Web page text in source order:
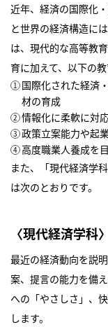
近年、経済の国際化
と世界の経済構造に
は、現代的な高等教
育に加えて、以下の
国際化された経済
材の育成
情報化に柔軟に対
政策立案能力や起
高度職業人養成を
また、「現代経済学
は次のとおりです。
〈現代経済学科〉
最近の経済動向を説
案、提言の能力を備
への「やさしさ」、
します。